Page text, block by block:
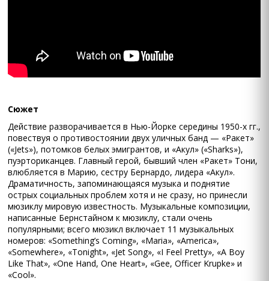
Сюжет
Действие разворачивается в Нью-Йорке середины 1950-х гг.,
повествуя о противостоянии двух уличных банд — «Ракет»
(«Jets»), потомков белых эмигрантов, и «Акул» («Sharks»),
пуэрториканцев. Главный герой, бывший член «Ракет» Тони,
влюбляется в Марию, сестру Бернардо, лидера «Акул».
Драматичность, запоминающаяся музыка и поднятие
острых социальных проблем хотя и не сразу, но принесли
мюзиклу мировую известность. Музыкальные композиции,
написанные Бернстайном к мюзиклу, стали очень
популярными; всего мюзикл включает 11 музыкальных
номеров: «Something’s Coming», «Maria», «America»,
«Somewhere», «Tonight», «Jet Song», «I Feel Pretty», «A Boy
Like That», «One Hand, One Heart», «Gee, Officer Krupke» и
«Cool».